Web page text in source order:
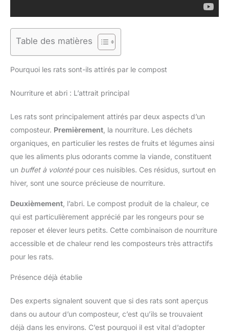
Table des matières
Pourquoi les rats sont-ils attirés par le compost
Nourriture et abri : L’attrait principal
Les rats sont principalement attirés par deux aspects d’un
composteur. Premièrement , la nourriture. Les déchets
organiques, en particulier les restes de fruits et légumes ainsi
que les aliments plus odorants comme la viande, constituent
un buffet à volontépour ces nuisibles. Ces résidus, surtout en
hiver, sont une source précieuse de nourriture.
Deuxièmement , l’abri. Le compost produit de la chaleur, ce
qui est particulièrement apprécié par les rongeurs pour se
reposer et élever leurs petits. Cette combinaison de nourriture
accessible et de chaleur rend les composteurs très attractifs
pour les rats.
Présence déjà établie
Des experts signalent souvent que si des rats sont aperçus
dans ou autour d’un composteur, c’est qu’ils se trouvaient
déjà dans les environs. C’est pourquoi il est vital d’adopter